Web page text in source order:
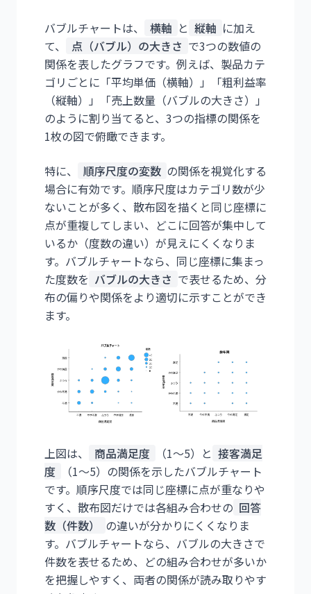
バブルチャートは、 横軸 と 縦軸 に加え
て、
点（バブル）の大きさ で3つの数値の
関係を表したグラフです。例えば、製品カテ
ゴリごとに「平均単価（横軸）」「粗利益率
（縦軸）」「売上数量（バブルの大きさ）」
のように割り当てると、3つの指標の関係を
1枚の図で俯瞰できます。
特に、 順序尺度の変数 の関係を視覚化する
場合に有効です。順序尺度はカテゴリ数が少
ないことが多く、散布図を描くと同じ座標に
点が重複してしまい、どこに回答が集中して
いるか（度数の違い）が見えにくくなりま
す。バブルチャートなら、同じ座標に集まっ
た度数を バブルの大きさ で表せるため、分
布の偏りや関係をより適切に示すことができ
ます。
上図は、 商品満足度 （1〜5）と 接客満足
度
（1〜5）の関係を示したバブルチャート
です。順序尺度では同じ座標に点が重なりや
すく、散布図だけでは各組み合わせの 回答
数（件数）
の違いが分かりにくくなりま
す。バブルチャートなら、バブルの大きさで
件数を表せるため、どの組み合わせが多いか
を把握しやすく、両者の関係が読み取りやす